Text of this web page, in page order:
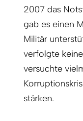
2007 das
gab es einen
Militär
verfolgte
versuchte
stärken.